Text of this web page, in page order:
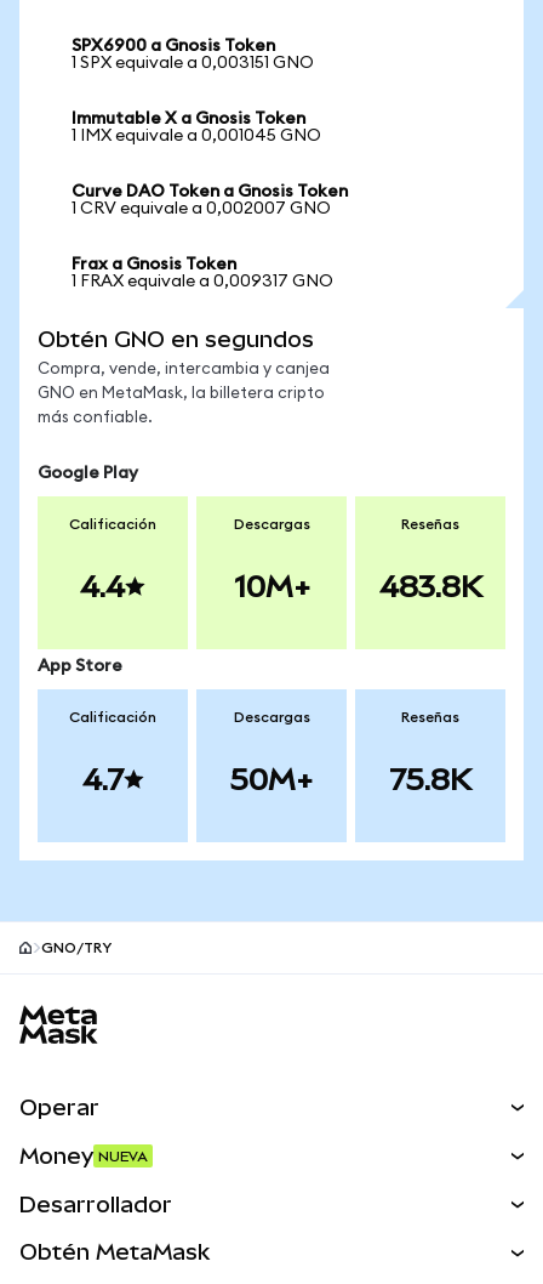
SPX6900 a Gnosis Token
1 SPX equivale a 0,003151 GNO
Immutable X a Gnosis Token
1 IMX equivale a 0,001045 GNO
Curve DAO Token a Gnosis Token
1 CRV equivale a 0,002007 GNO
Frax a Gnosis Token
1 FRAX equivale a 0,009317 GNO
Obtén GNO en segundos
Compra, vende, intercambia y canjea
GNO en MetaMask, la billetera cripto
más confiable.
Google Play
Calificación
4.4
Descargas
10M+
Reseñas
483.8K
App Store
Calificación
4.7
Descargas
50M+
Reseñas
75.8K
GNO/TRY
Operar
Activos del mundo real
Money NUEVA
Desarrollador
Obtén MetaMask